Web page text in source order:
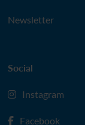
Newsletter
Social
Instagram
Facebook